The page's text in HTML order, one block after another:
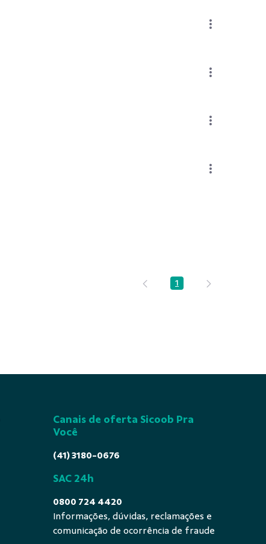
Página
1
Canais de oferta Sicoob Pra
Você
(41) 3180-0676
SAC 24h
0800 724 4420
Informações, dúvidas, reclamações e
comunicação de ocorrência de fraude